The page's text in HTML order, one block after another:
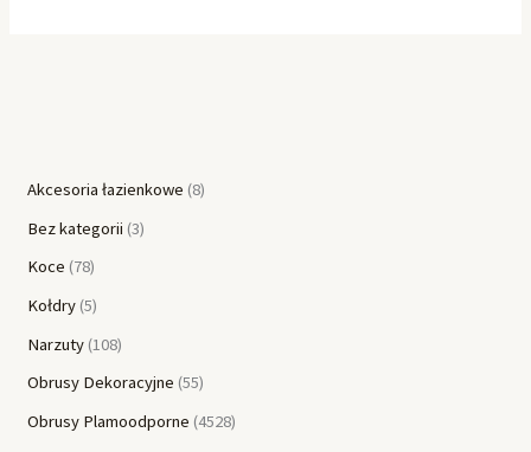
Akcesoria łazienkowe 8
Bez kategorii 3
Koce 78
Kołdry 5
Narzuty 108
Obrusy Dekoracyjne 55
Obrusy Plamoodporne 4528